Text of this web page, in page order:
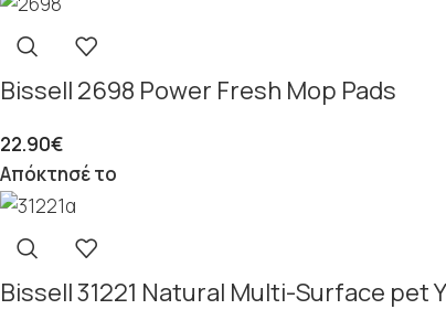
Bissell 2698 Power Fresh Mop Pads
22.90€
Απόκτησέ το
Bissell 31221 Natural Multi-Surface pet